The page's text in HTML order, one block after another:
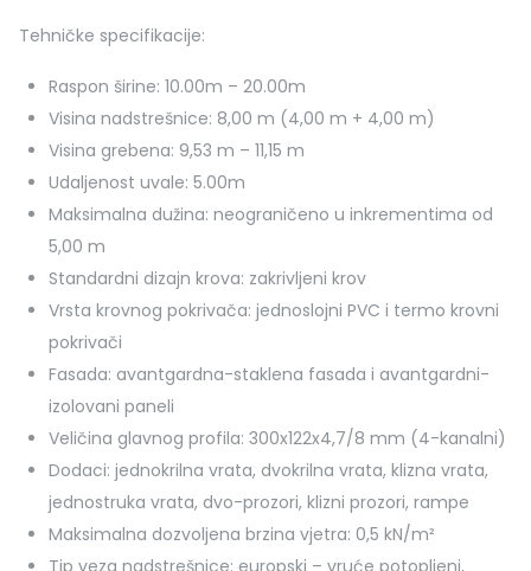
Tehničke specifikacije:
Raspon širine: 10.00m – 20.00m
Visina nadstrešnice: 8,00 m (4,00 m + 4,00 m)
Visina grebena: 9,53 m – 11,15 m
Udaljenost uvale: 5.00m
Maksimalna dužina: neograničeno u inkrementima od
5,00 m
Standardni dizajn krova: zakrivljeni krov
Vrsta krovnog pokrivača: jednoslojni PVC i termo krovni
pokrivači
Fasada: avantgardna-staklena fasada i avantgardni-
izolovani paneli
Veličina glavnog profila: 300x122x4,7/8 mm (4-kanalni)
Dodaci: jednokrilna vrata, dvokrilna vrata, klizna vrata,
jednostruka vrata, dvo-prozori, klizni prozori, rampe
Maksimalna dozvoljena brzina vjetra: 0,5 kN/m²